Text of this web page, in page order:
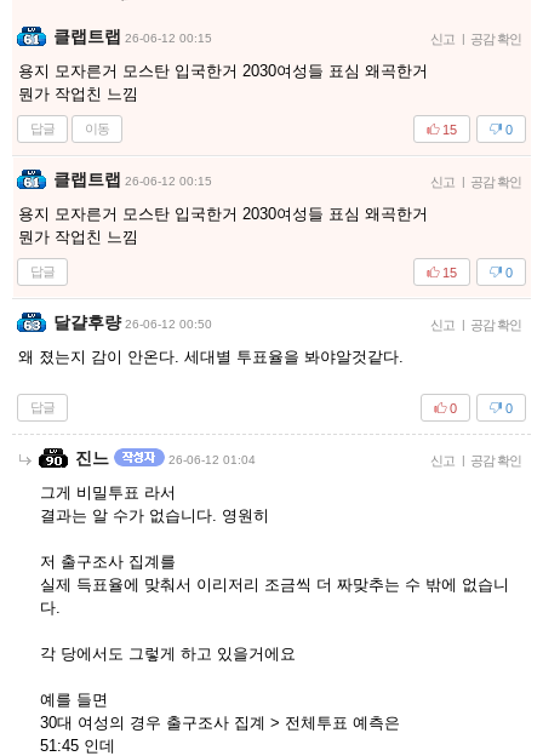
클랩트랩 26-06-12 00:15 신고 | 공감 확인
용지 모자른거 모스탄 입국한거 2030여성들 표심 왜곡한거
뭔가 작업친 느낌
답글 이동 0
15
클랩트랩 26-06-12 00:15 신고 | 공감 확인
용지 모자른거 모스탄 입국한거 2030여성들 표심 왜곡한거
뭔가 작업친 느낌
답글 0
15
달걀후량 26-06-12 00:50 신고 | 공감 확인
왜 졌는지 감이 안온다. 세대별 투표율을 봐야알것같다.
답글 0
0
진느 26-06-12 01:04 신고 | 공감 확인
그게 비밀투표 라서
결과는 알 수가 없습니다. 영원히
저 출구조사 집계를
실제 득표율에 맞춰서 이리저리 조금씩 더 짜맞추는 수 밖에 없습니
다.
각 당에서도 그렇게 하고 있을거에요
예를 들면
30대 여성의 경우 출구조사 집계 > 전체투표 예측은
51:45 인데